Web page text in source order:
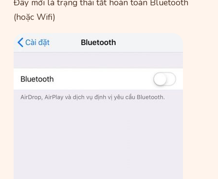
Đây mới là trạng thái tắt hoàn toàn Bluetooth
(hoặc Wifi)